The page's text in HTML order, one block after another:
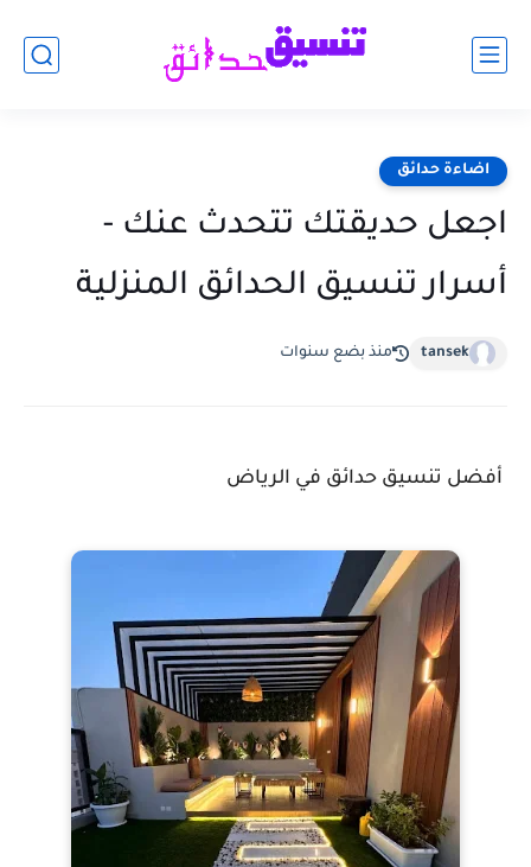
اضاءة حدائق
اجعل حديقتك تتحدث عنك -
أسرار تنسيق الحدائق المنزلية
tansek منذ بضع سنوات
أفضل تنسيق حدائق في الرياض